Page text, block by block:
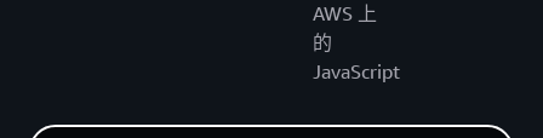
AWS 上
的
JavaScript